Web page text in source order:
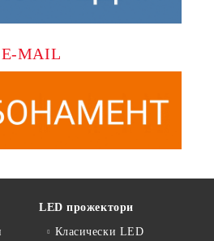
MAIL
LED прожектори
Класически LED